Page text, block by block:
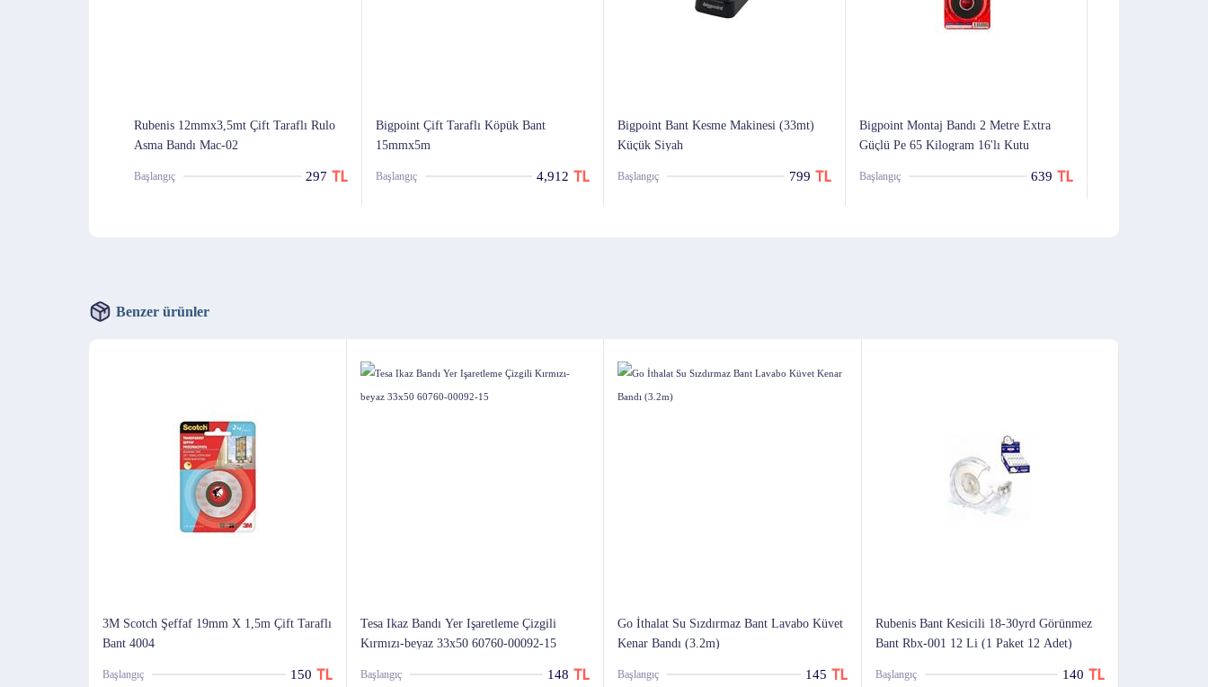
Rubenis 12mmx3,5mt Çift Taraflı Rulo
Asma Bandı Mac-02
Başlangıç 297
Bigpoint Çift Taraflı Köpük Bant
15mmx5m
Başlangıç 4,912
Bigpoint Bant Kesme Makinesi (33mt)
Küçük Siyah
Başlangıç 799
Bigpoint Montaj Bandı 2 Metre Extra
Güçlü Pe 65 Kilogram 16'lı Kutu
Başlangıç 639
Benzer ürünler
3M Scotch Şeffaf 19mm X 1,5m Çift Taraflı
Bant 4004
Başlangıç 150
Tesa Ikaz Bandı Yer Işaretleme Çizgili
Kırmızı-beyaz 33x50 60760-00092-15
Başlangıç 148
Go İthalat Su Sızdırmaz Bant Lavabo Küvet
Kenar Bandı (3.2m)
Başlangıç 145
Rubenis Bant Kesicili 18-30yrd Görünmez
Bant Rbx-001 12 Li (1 Paket 12 Adet)
Başlangıç 140